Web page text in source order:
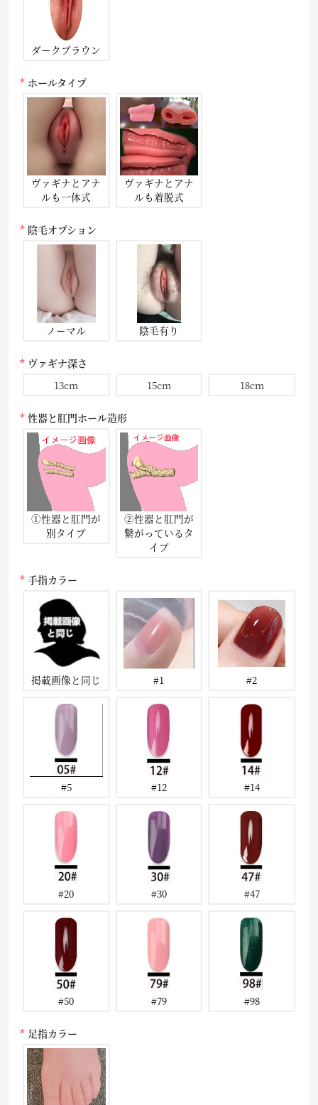
ダークブラウン
ホールタイプ
ヴァギナとアナ
ルも一体式
ヴァギナとアナ
ルも着脱式
陰毛オプション
ノーマル 陰毛有り
ヴァギナ深さ
13cm
15cm 18cm
性器と肛門ホール造形
①性器と肛門が
別タイプ
②性器と肛門が
繋がっているタ
イプ
手指カラー
掲載画像と同じ #1 #2
#5 #12 #14
#20 #30 #47
#50 #79 #98
足指カラー